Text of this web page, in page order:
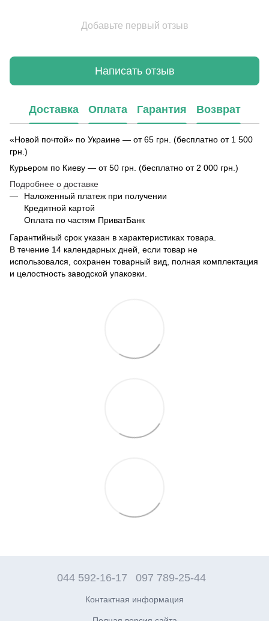
Добавьте первый отзыв
Написать отзыв
Доставка Оплата Гарантия Возврат
«Новой почтой» по Украине — от 65 грн. (бесплатно от 1 500
грн.)
Курьером по Киеву — от 50 грн. (бесплатно от 2 000 грн.)
Подробнее о доставке
Наложенный платеж при получении
Кредитной картой
Оплата по частям ПриватБанк
Гарантийный срок указан в характеристиках товара.
В течение 14 календарных дней, если товар не
использовался, сохранен товарный вид, полная комплектация
и целостность заводской упаковки.
044 592-16-17 097 789-25-44
Контактная информация